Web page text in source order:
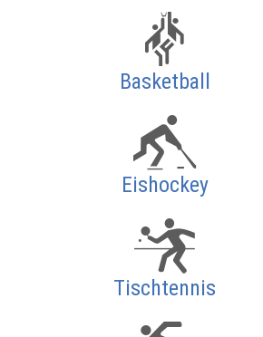
Basketball
Eishockey
Tischtennis